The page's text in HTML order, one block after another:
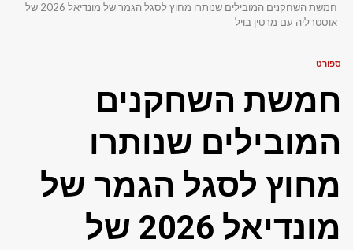
חמשת השחקנים המובילים שנותרו מחוץ לסגל הגמר של מונדיאל 2026 של
אוסטרליה עם מרטין בויל
ספורט
חמשת השחקנים
המובילים שנותרו
מחוץ לסגל הגמר של
מונדיאל 2026 של